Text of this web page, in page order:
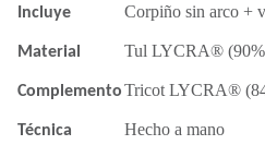
Incluye Corpiño sin arco +
Material Tul LYCRA® (90%
ComplementoTricot LYCRA®
Técnica Hecho a mano